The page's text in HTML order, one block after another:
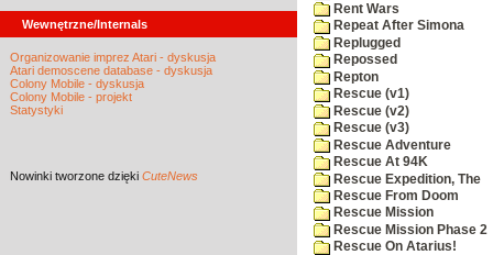
Wewnętrzne/Internals
Organizowanie imprez Atari - dyskusja
Atari demoscene database - dyskusja
Colony Mobile - dyskusja
Colony Mobile - projekt
Statystyki
Nowinki tworzone dzięki CuteNews
Rent Wars
Repeat After Simona
Replugged
Repossed
Repton
Rescue (v1)
Rescue (v2)
Rescue (v3)
Rescue Adventure
Rescue At 94K
Rescue Expedition, The
Rescue From Doom
Rescue Mission
Rescue Mission Phase 2
Rescue On Atarius!